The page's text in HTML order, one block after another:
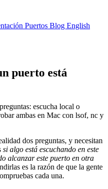
Puertos Blog English
puerto está
escucha local o
ambas en Mac con lsof, nc y
dos preguntas, y necesitan
si algo está escuchando en este
alcanzar este puerto en otra
es la razón de que la gente
cada una.